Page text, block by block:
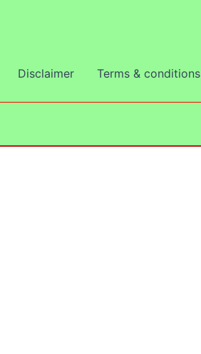
Disclaimer Terms & conditions